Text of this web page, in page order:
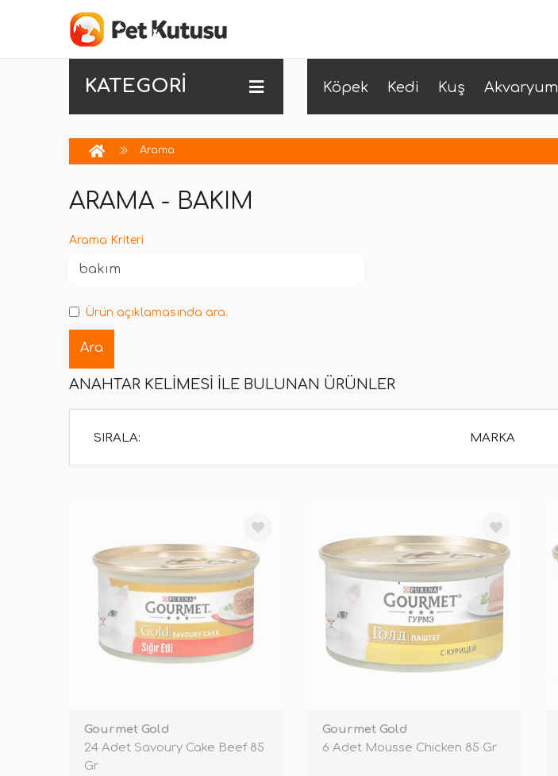
KATEGORİ Köpek Kedi Kuş Akvaryum
Arama
ARAMA - BAKIM
Arama Kriteri
Ürün açıklamasında ara.
ANAHTAR KELIMESI ILE BULUNAN ÜRÜNLER
SIRALA: MARKA
Gourmet Gold
24 Adet Savoury Cake Beef 85
Gr
Gourmet Gold
6 Adet Mousse Chicken 85 Gr